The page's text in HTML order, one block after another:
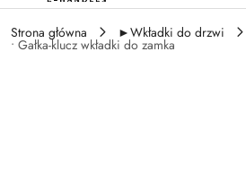
Strona główna ►Wkładki do drzwi
• Gałka-klucz wkładki do zamka